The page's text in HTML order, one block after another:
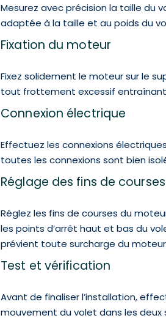
Mesurez avec précision la taille du
adaptée à la taille et au poids du
Fixation du moteur
Fixez solidement le moteur sur le
tout frottement excessif
Connexion électrique
Effectuez les connexions
toutes les connexions sont bien
Réglage des fins de courses
Réglez les fins de courses du
les points d’arrêt haut et bas du
prévient toute surcharge du
Test et vérification
Avant de finaliser l’installation,
mouvement du volet dans les deux